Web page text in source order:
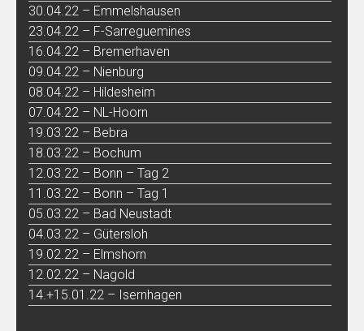
30.04.22 – Emmelshausen
23.04.22 – F-Sarreguemines
16.04.22 – Bremerhaven
09.04.22 – Nienburg
08.04.22 – Hildesheim
07.04.22 – NL-Hoorn
19.03.22 – Bebra
18.03.22 – Bochum
12.03.22 – Bonn – Tag 2
11.03.22 – Bonn – Tag 1
05.03.22 – Bad Neustadt
04.03.22 – Gütersloh
19.02.22 – Elmshorn
12.02.22 – Nagold
14.+15.01.22 – Isernhagen